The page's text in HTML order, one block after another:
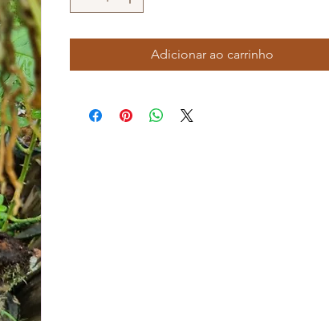
Adicionar ao carrinho